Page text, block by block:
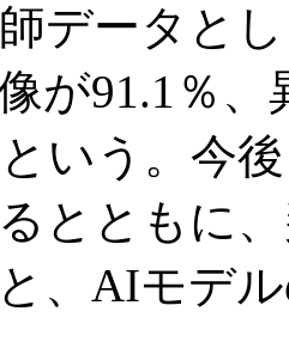
データと
が91.1％
いう。今
とともに
、AIモデ